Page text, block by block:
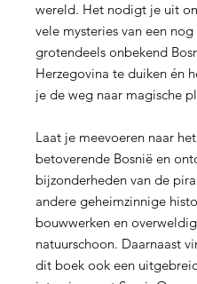
wereld. Het nodigt je uit
vele mysteries van een nog
grotendeels onbekend
Herzegovina te duiken én
je de weg naar magische
Laat je meevoeren naar het
betoverende Bosnië en
bijzonderheden van de
andere geheimzinnige
bouwwerken en
natuurschoon. Daarnaast
dit boek ook een